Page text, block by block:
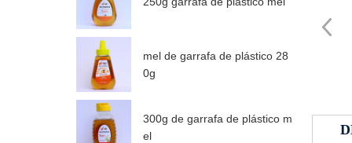
mel de garrafa de plástico 28
0g
300g de garrafa de plástico m
el